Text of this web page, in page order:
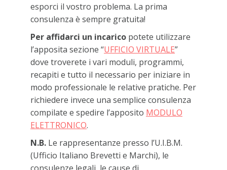
esporci il vostro problema. La prima
consulenza è sempre gratuita!
Per affidarci un incarico potete utilizzare
l’apposita sezione “UFFICIO VIRTUALE”
dove troverete i vari moduli, programmi,
recapiti e tutto il necessario per iniziare in
modo professionale le relative pratiche. Per
richiedere invece una semplice consulenza
compilate e spedire l’apposito MODULO
ELETTRONICO.
N.B. Le rappresentanze presso l’U.I.B.M.
(Ufficio Italiano Brevetti e Marchi), le
consulenze legali, le cause di